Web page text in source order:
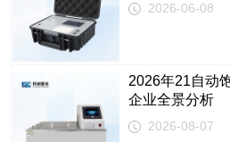
2026-06-08
2026年21自动
企业全景分析
2026-08-07